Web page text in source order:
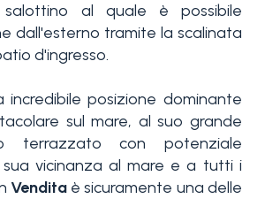
al quale è possibile
dall'esterno tramite la scalinata
d'ingresso.
incredibile posizione dominante
sul mare, al suo grande
terrazzato con potenziale
vicinanza al mare e a tutti i
Vendita è sicuramente una delle